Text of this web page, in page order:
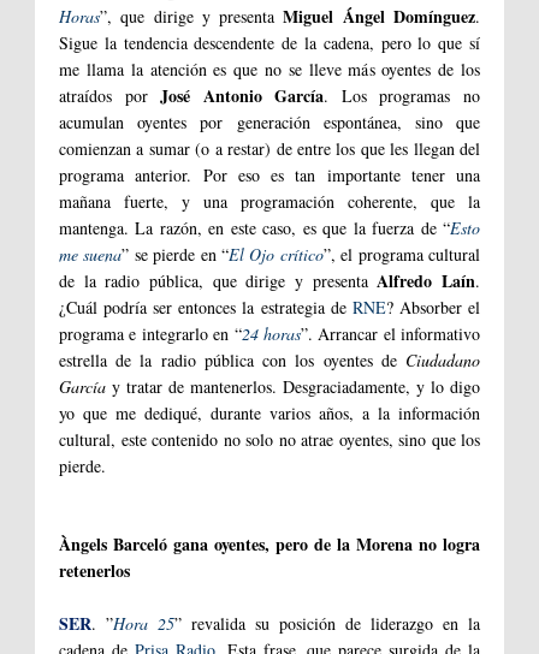
Horas”, que dirige y presentaMiguel Ángel Domínguez.
Sigue la tendencia descendente de la cadena, pero lo que sí
me llama la atención es que no se lleve más oyentes de los
atraídos porJosé Antonio García. Los programas no
acumulan oyentes por generación espontánea, sino que
comienzan a sumar (o a restar) de entre los que les llegan del
programa anterior. Por eso es tan importante tener una
mañana fuerte, y una programación coherente, que la
mantenga. La razón, en este caso, es que la fuerza de “Esto
me suena” se pierde en “El Ojo crítico”, el programa cultural
de la radio pública, que dirige y presentaAlfredo Laín.
¿Cuál podría ser entonces la estrategia de RNE? Absorber el
programa e integrarlo en “24 horas”. Arrancar el informativo
estrella de la radio pública con los oyentes de Ciudadano
García y tratar de mantenerlos. Desgraciadamente, y lo digo
yo que me dediqué, durante varios años, a la información
cultural, este contenido no solo no atrae oyentes, sino que los
pierde.
Àngels Barceló gana oyentes, pero de la Morena no logra
retenerlos
SER. ”Hora 25” revalida su posición de liderazgo en la